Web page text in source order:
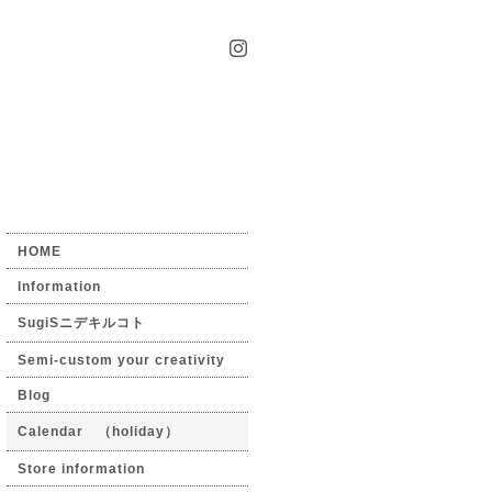
HOME
Information
SugiSニデキルコト
Semi-custom your creativity
Blog
Calendar （holiday）
Store information